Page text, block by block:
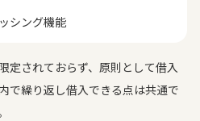
シング機能
定されておらず、原則として借入
で繰り返し借入できる点は共通で